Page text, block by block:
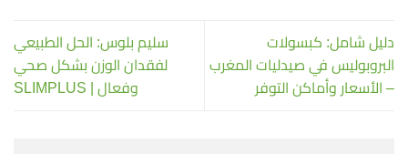
دليل شامل: كبسولات
البروبوليس في صيدليات المغرب
– الأسعار وأماكن التوفر
سليم بلوس: الحل الطبيعي
لفقدان الوزن بشكل صحي
وفعال | SLIMPLUS